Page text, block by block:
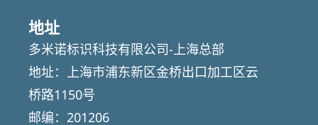
地址
多米诺标识科技有限公司-上海总部
地址：上海市浦东新区金桥出口加工区云
桥路1150号
邮编：201206